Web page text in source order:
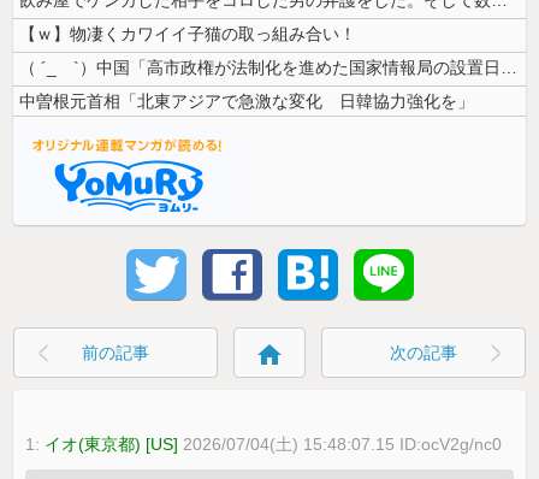
【ｗ】物凄くカワイイ子猫の取っ組み合い！
（ ´_ゝ`）中国「高市政権が法制化を進めた国家情報局の設置日が7月3...
中曽根元首相「北東アジアで急激な変化 日韓協力強化を」
前の記事 home 次の記事
1: イオ(東京都) [US] 2026/07/04(土) 15:48:07.15 ID:ocV2g/nc0